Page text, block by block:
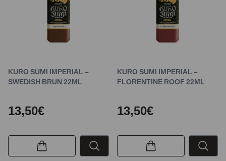
KURO SUMI IMPERIAL –
SWEDISH BRUN 22ML
13,50€
KURO SUMI IMPERIAL –
FLORENTINE ROOF 22ML
13,50€